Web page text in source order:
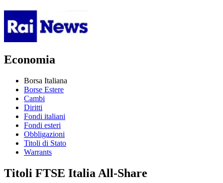
Economia
Borsa Italiana
Borse Estere
Cambi
Diritti
Fondi italiani
Fondi esteri
Obbligazioni
Titoli di Stato
Warrants
Titoli FTSE Italia All-Share